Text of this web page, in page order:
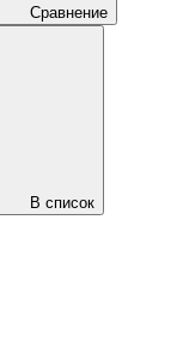
Сравнение
В список